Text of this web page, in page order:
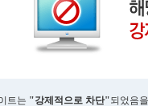
트는 "강제적으로 차단"되었음